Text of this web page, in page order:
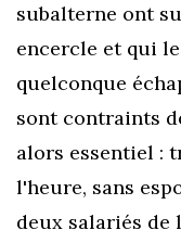
subalterne ont
encercle et qui
quelconque
sont contraints
alors essentiel :
l'heure, sans
deux salariés de